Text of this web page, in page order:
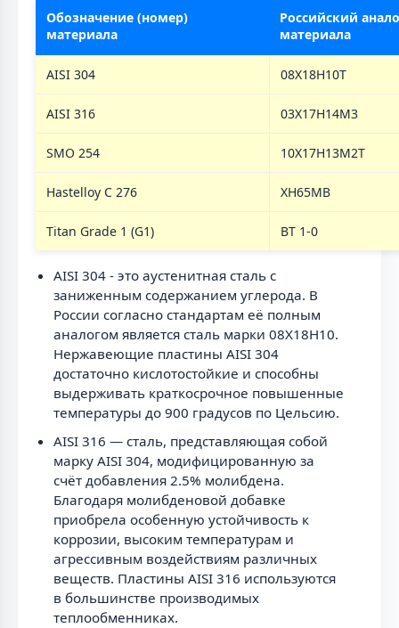
Обозначение (номер)
материала
Российский
материала
AISI 304 08Х18Н10Т
AISI 316 03Х17Н14М3
SMO 254 10Х17Н13М2Т
Hastelloy C 276 ХН65МВ
Titan Grade 1 (G1) ВТ 1-0
AISI 304 - это аустенитная сталь с
заниженным содержанием углерода. В
России согласно стандартам её полным
аналогом является сталь марки 08Х18Н10.
Нержавеющие пластины AISI 304
достаточно кислотостойкие и способны
выдерживать краткосрочное повышенные
температуры до 900 градусов по Цельсию.
AISI 316 — сталь, представляющая собой
марку AISI 304, модифицированную за
счёт добавления 2.5% молибдена.
Благодаря молибденовой добавке
приобрела особенную устойчивость к
коррозии, высоким температурам и
агрессивным воздействиям различных
веществ. Пластины AISI 316 используются
в большинстве производимых
теплообменниках.